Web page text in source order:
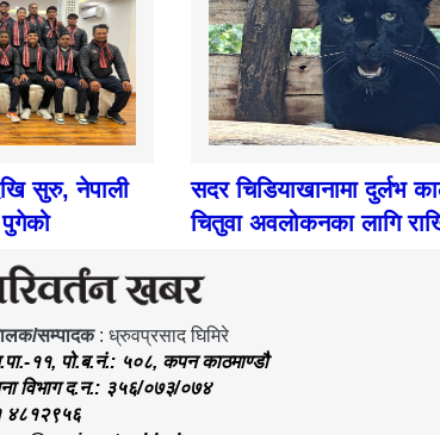
सुरु, नेपाली
सदर चिडियाखानामा दुर्लभ
चितुवा अवलोकनका लागि
सम्पादक: ध्रुवप्रसाद घिमिरे
११, पो.ब.नं.: ५०८, कपन काठमाण्डौ
विभाग द.न.: ३५६/०७३/०७४
४८१२९५६